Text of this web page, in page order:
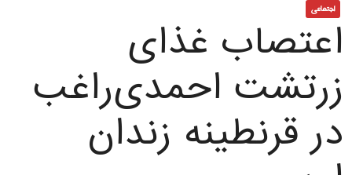
اجتماعی
اعتصاب غذای
زرتشت احمدی‌راغب
در قرنطینه زندان